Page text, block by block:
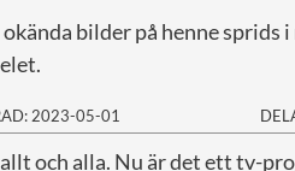
bilder på henne sprids i
2023-05-01
och alla. Nu är det ett tv-